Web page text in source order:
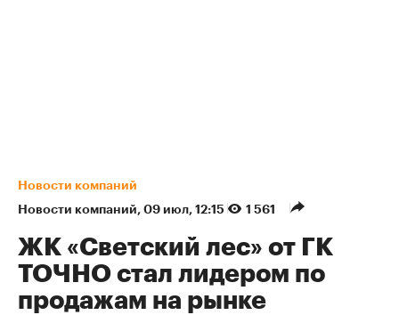
Новости компаний
Новости компаний⁠, 09 июл, 12:15 1 561
ЖК «Светский лес» от ГК
ТОЧНО стал лидером по
продажам на рынке